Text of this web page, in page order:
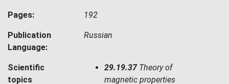
Pages: 192
Publication
Language:
Russian
Scientific
topics
29.19.37Theory of
magnetic properties